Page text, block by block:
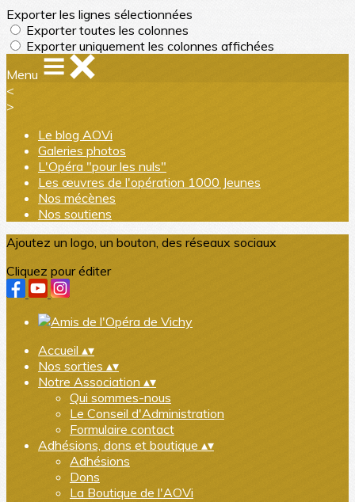
Exporter les lignes sélectionnées
Exporter toutes les colonnes
Exporter uniquement les colonnes affichées
Menu
<
>
Le blog AOVi
Galeries photos
L'Opéra "pour les nuls"
Les œuvres de l'opération 1000 Jeunes
Nos mécènes
Nos soutiens
Ajoutez un logo, un bouton, des réseaux sociaux
Cliquez pour éditer
Accueil ▴▾
Nos sorties ▴▾
Notre Association ▴▾
Qui sommes-nous
Le Conseil d'Administration
Formulaire contact
Adhésions, dons et boutique ▴▾
Adhésions
Dons
La Boutique de l'AOVi